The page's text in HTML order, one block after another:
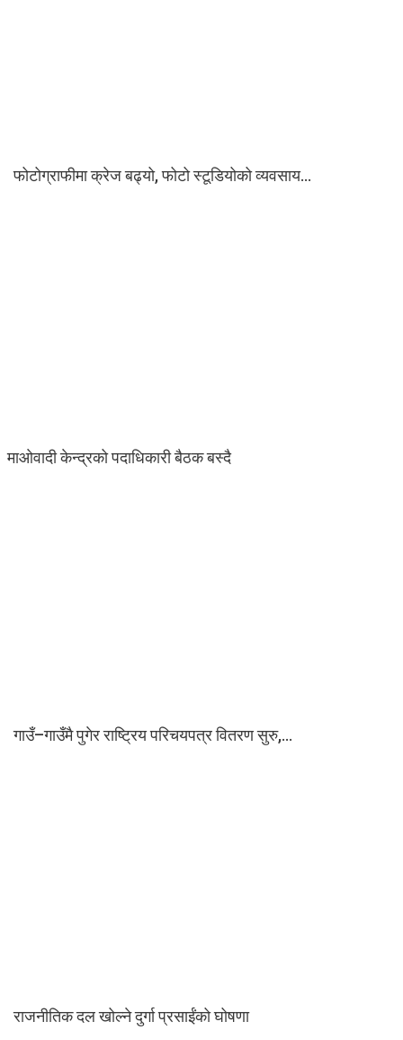
फोटोग्राफीमा क्रेज बढ्यो, फोटो स्टूडियोको व्यवसाय…
माओवादी केन्द्रको पदाधिकारी बैठक बस्दै
गाउँ–गाउँमै पुगेर राष्ट्रिय परिचयपत्र वितरण सुरु,…
राजनीतिक दल खोल्ने दुर्गा प्रसाईंको घोषणा